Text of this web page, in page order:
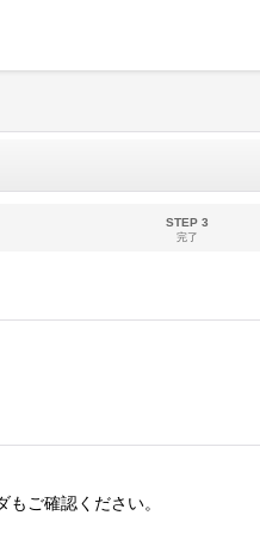
STEP 3
完了
ご確認ください。